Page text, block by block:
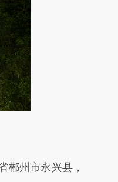
：本文由第三方
州市永兴县，